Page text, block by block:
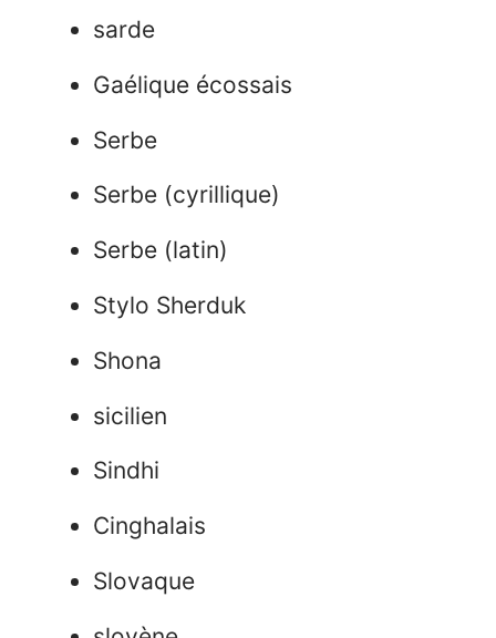
sarde
Gaélique écossais
Serbe
Serbe (cyrillique)
Serbe (latin)
Stylo Sherduk
Shona
sicilien
Sindhi
Cinghalais
Slovaque